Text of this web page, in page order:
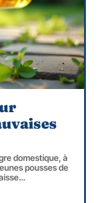
domestique, à
pousses de
…